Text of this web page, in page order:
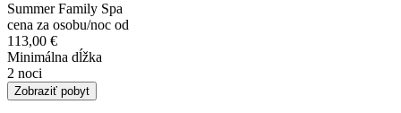
Summer Family Spa
cena za osobu/noc od
113,00 €
Minimálna dĺžka
2 noci
Zobraziť pobyt